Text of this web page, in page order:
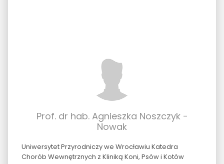
Prof. dr hab. Agnieszka Noszczyk -
Nowak
Uniwersytet Przyrodniczy we Wrocławiu Katedra
Chorób Wewnętrznych z Kliniką Koni, Psów i Kotów